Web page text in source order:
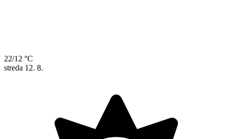
22/12 °C
streda 12. 8.